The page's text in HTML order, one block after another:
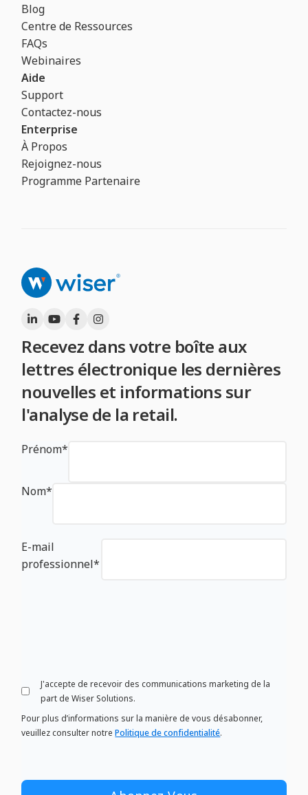
Blog
Centre de Ressources
FAQs
Webinaires
Aide
Support
Contactez-nous
Enterprise
À Propos
Rejoignez-nous
Programme Partenaire
Recevez dans votre boîte aux
lettres électronique les dernières
nouvelles et informations sur
l'analyse de la retail.
Prénom*
Nom*
E-mail
professionnel*
J'accepte de recevoir des communications marketing de la
part de Wiser Solutions.
Pour plus d’informations sur la manière de vous désabonner,
veuillez consulter notrePolitique de confidentialité.